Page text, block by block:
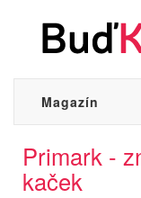
Magazín
Primark -
kaček